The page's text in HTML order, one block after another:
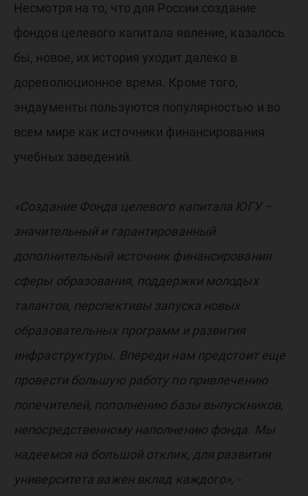
Несмотря на то, что для России создание
фондов целевого капитала явление, казалось
бы, новое, их история уходит далеко в
дореволюционное время. Кроме того,
эндаументы пользуются популярностью и во
всем мире как источники финансирования
учебных заведений.
«Создание Фонда целевого капитала ЮГУ –
значительный и гарантированный
дополнительный источник финансирования
сферы образования, поддержки молодых
талантов, перспективы запуска новых
образовательных программ и развития
инфраструктуры. Впереди нам предстоит еще
провести большую работу по привлечению
попечителей, пополнению базы выпускников,
непосредственному наполнению фонда. Мы
надеемся на большой отклик, для развития
университета важен вклад каждого», -